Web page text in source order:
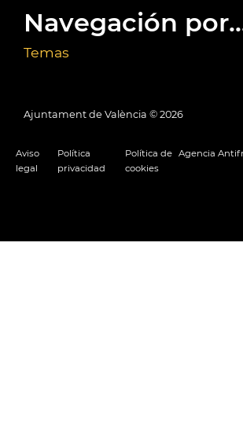
Navegación
Temas
Ajuntament de València © 2026
Aviso
legal
Política
privacidad
Política de
cookies
Agencia